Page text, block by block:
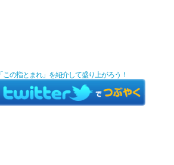
「この指とまれ」を紹介して盛り上がろう！